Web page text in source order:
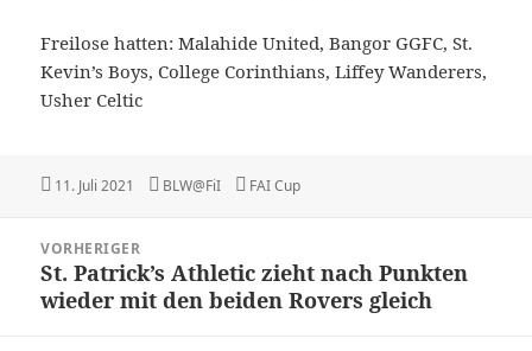
Freilose hatten: Malahide United, Bangor GGFC, St.
Kevin’s Boys, College Corinthians, Liffey Wanderers,
Usher Celtic
Veröffentlicht
11. Juli 2021 Autor
BLW@FiI Kategorien
FAI Cup
VORHERIGER
Vorheriger
Beitrag:
St. Patrick’s Athletic zieht nach Punkten
wieder mit den beiden Rovers gleich